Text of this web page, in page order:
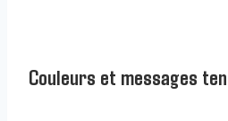
Couleurs et messages